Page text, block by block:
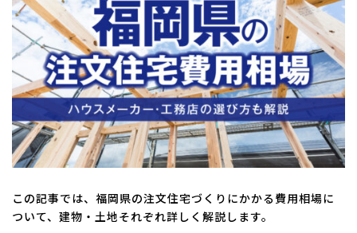
この記事では、福岡県の注文住宅づくりにかかる費用相場に
ついて、建物・土地それぞれ詳しく解説します。